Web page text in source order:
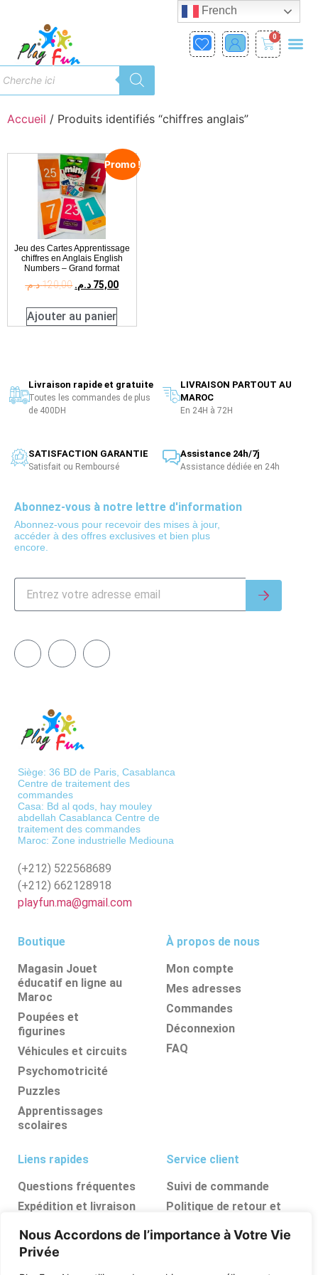
Nous Accordons de l’importance à Votre Vie
Privée
0
Accueil / Produits identifiés “chiffres anglais”
Promo !
Jeu des Cartes Apprentissage
chiffres en Anglais English
Numbers – Grand format
120,00د.م. 75,00 د.م.
Ajouter au panier
Livraison rapide et gratuite
Toutes les commandes de plus
de 400DH
LIVRAISON PARTOUT AU
MAROC
En 24H à 72H
SATISFACTION GARANTIE
Satisfait ou Remboursé
Assistance 24h/7j
Assistance dédiée en 24h
Abonnez-vous à notre lettre d'information
Abonnez-vous pour recevoir des mises à jour,
accéder à des offres exclusives et bien plus
encore.
Siège: 36 BD de Paris, Casablanca
Centre de traitement des
commandes
Casa: Bd al qods, hay mouley
abdellah Casablanca Centre de
traitement des commandes
Maroc: Zone industrielle Mediouna
(+212) 522568689
(+212) 662128918
playfun.ma@gmail.com
Boutique
Magasin Jouet
éducatif en ligne au
Maroc
Poupées et
figurines
Véhicules et circuits
Psychomotricité
Puzzles
Apprentissages
scolaires
À propos de nous
Mon compte
Mes adresses
Commandes
Déconnexion
FAQ
Liens rapides
Questions fréquentes
Expédition et livraison
remboursements
Ressources, conseils et
Service client
Suivi de commande
Politique de retour et
FAQ
French